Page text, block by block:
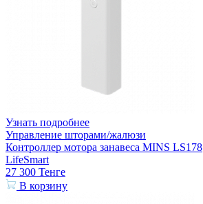
Узнать подробнее
Управление шторами/жалюзи
Контроллер мотора занавеса MINS LS178
LifeSmart
27 300 Тенге
В корзину